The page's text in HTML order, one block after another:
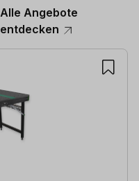
Alle Angebote
entdecken